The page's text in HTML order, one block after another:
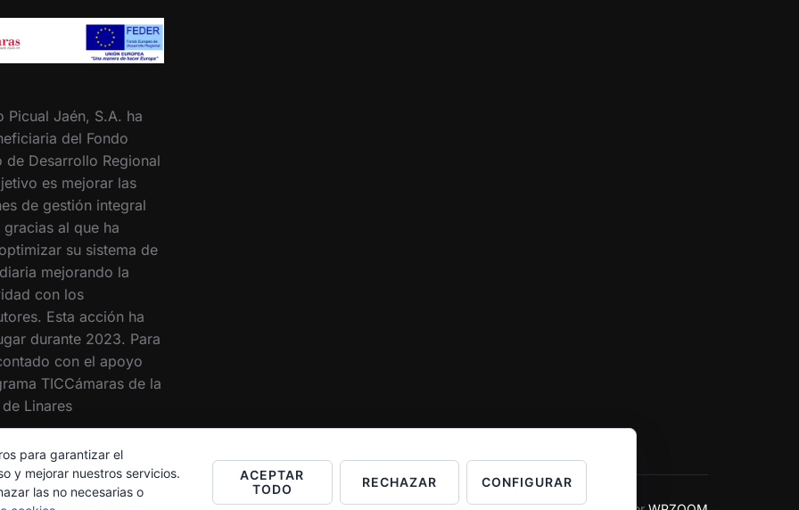
Picual Jaén, S.A. ha
del Fondo
de Desarrollo Regional
es mejorar las
de gestión integral
al que ha
su sistema de
mejorando la
con los
Esta acción ha
durante 2023. Para
con el apoyo
TICCámaras de la
Linares
para garantizar el
y mejorar nuestros servicios.
las no necesarias o
ACEPTAR
TODO
RECHAZAR CONFIGURAR